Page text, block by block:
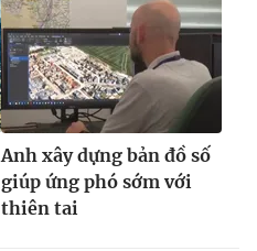
Anh xây dựng bản đồ số
giúp ứng phó sớm với
thiên tai